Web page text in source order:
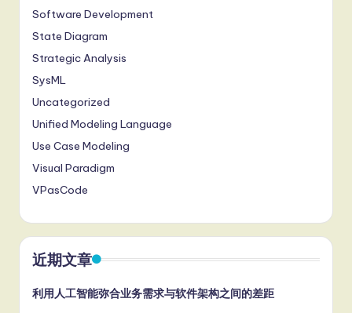
Software Development
State Diagram
Strategic Analysis
SysML
Uncategorized
Unified Modeling Language
Use Case Modeling
Visual Paradigm
VPasCode
近期文章
利用人工智能弥合业务需求与软件架构之间的差距